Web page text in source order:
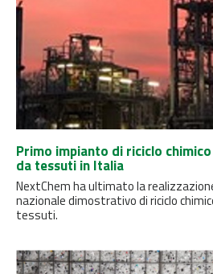
Primo impianto di riciclo
da tessuti in Italia
NextChem ha ultimato la
nazionale dimostrativo di riciclo
tessuti.